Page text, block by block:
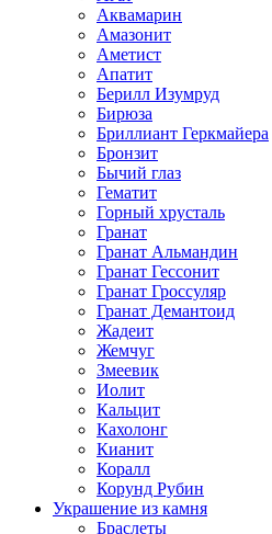
Аквамарин
Амазонит
Аметист
Апатит
Берилл Изумруд
Бирюза
Бриллиант Геркмайера
Бронзит
Бычий глаз
Гематит
Горный хрусталь
Гранат
Гранат Альмандин
Гранат Гессонит
Гранат Гроссуляр
Гранат Демантоид
Жадеит
Жемчуг
Змеевик
Иолит
Кальцит
Кахолонг
Кианит
Коралл
Корунд Рубин
Украшение из камня
Браслеты